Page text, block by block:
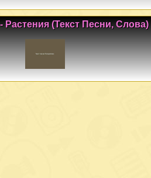
Растения (Текст Песни, Слова)